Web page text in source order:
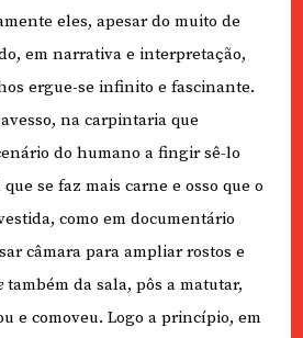
eles, apesar do muito de
em narrativa e interpretação,
ergue-se infinito e fascinante.
na carpintaria que
do humano a fingir sê-lo
se faz mais carne e osso que o
como em documentário
câmara para ampliar rostos e
também da sala, pôs a matutar,
e comoveu. Logo a princípio, em